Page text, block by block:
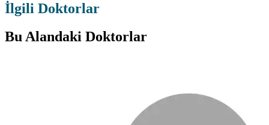
İlgili Doktorlar
Bu Alandaki Doktorlar